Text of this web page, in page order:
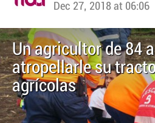
Dec 27, 2018 at 06:06
Un agricultor de 84
atropellarle su
agrícolas